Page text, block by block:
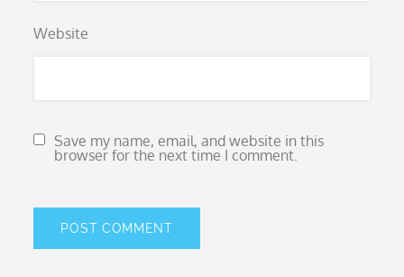
Website
Save my name, email, and website in this
browser for the next time I comment.